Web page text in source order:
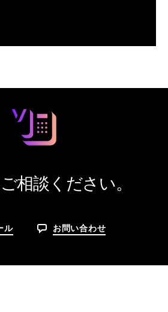
相談ください。
ル お問い合わせ